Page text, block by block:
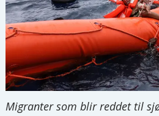
Migranter som blir reddet til